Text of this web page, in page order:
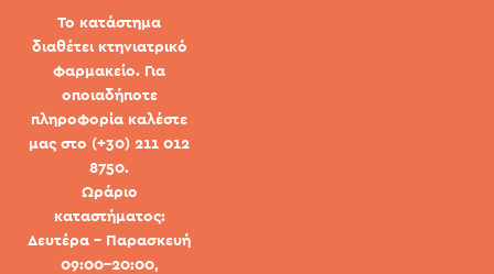
Το κατάστημα
διαθέτει κτηνιατρικό
φαρμακείο. Για
οποιαδήποτε
πληροφορία καλέστε
μας στο (+30) 211 012
8750.
Ωράριο
καταστήματος:
Δευτέρα - Παρασκευή
09:00-20:00,